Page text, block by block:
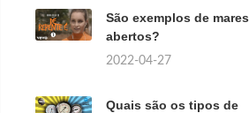
São exemplos de mares
abertos?
2022-04-27
Quais são os tipos de